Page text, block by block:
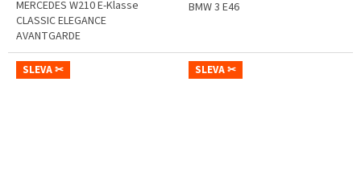
MERCEDES W210 E-Klasse
CLASSIC ELEGANCE
AVANTGARDE
BMW 3 E46
SLEVA ✂ SLEVA ✂